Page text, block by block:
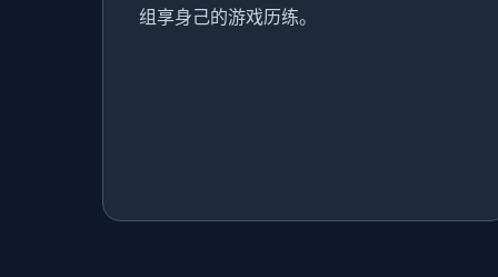
组享身己的游戏历练。